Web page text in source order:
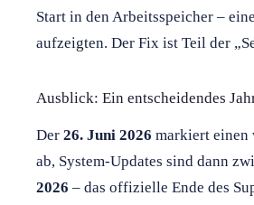
Start in den Arbeitsspeicher –
aufzeigten. Der Fix ist Teil der
Ausblick: Ein entscheidendes
Der 26. Juni 2026 markiert einen
ab, System-Updates sind dann
2026 – das offizielle Ende des